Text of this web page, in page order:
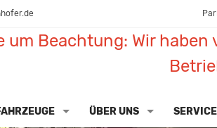
um Beachtung: Wir haben
ÜBER UNS SERVICE